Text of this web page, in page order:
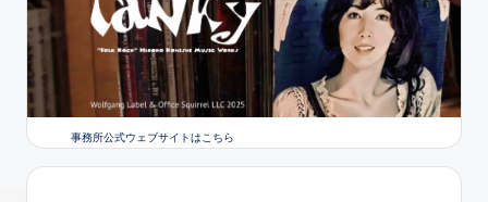
事務所公式ウェブサイトはこちら